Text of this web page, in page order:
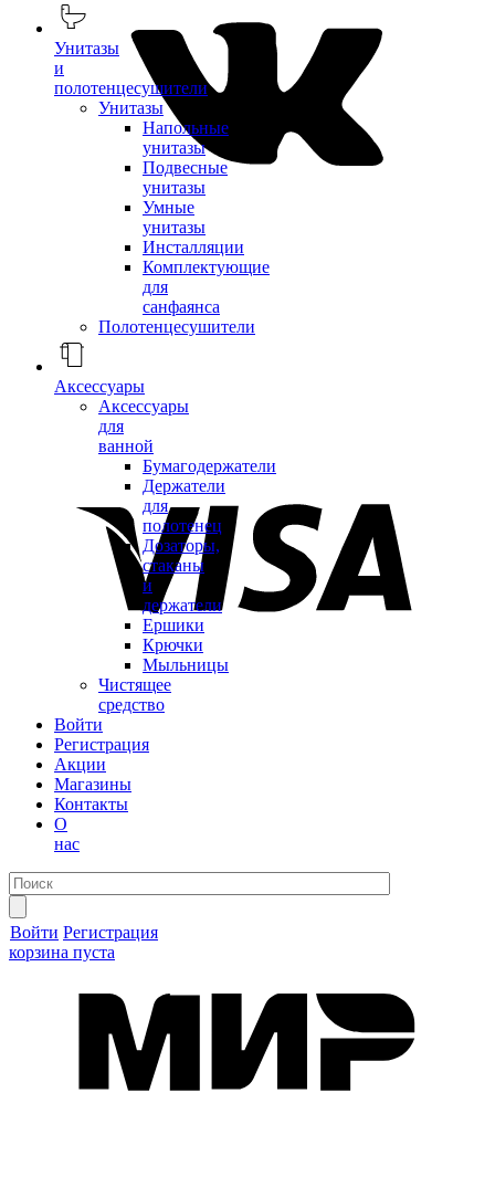
Унитазы
и
полотенцесушители
Унитазы
Напольные
унитазы
Подвесные
унитазы
Умные
унитазы
Инсталляции
Комплектующие
для
санфаянса
Полотенцесушители
Аксессуары
Аксессуары
для
ванной
Бумагодержатели
Держатели
для
полотенец
Дозаторы,
стаканы
и
держатели
Ершики
Крючки
Мыльницы
Чистящее
средство
Войти
Регистрация
Акции
Магазины
Контакты
О
нас
Войти Регистрация
корзина пуста